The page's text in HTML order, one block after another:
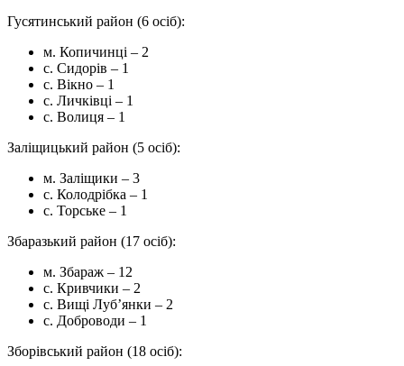
Гусятинський район (6 осіб):
м. Копичинці – 2
с. Сидорів – 1
с. Вікно – 1
с. Личківці – 1
с. Волиця – 1
Заліщицький район (5 осіб):
м. Заліщики – 3
с. Колодрібка – 1
с. Торське – 1
Збаразький район (17 осіб):
м. Збараж – 12
с. Кривчики – 2
с. Вищі Луб’янки – 2
с. Доброводи – 1
Зборівський район (18 осіб):